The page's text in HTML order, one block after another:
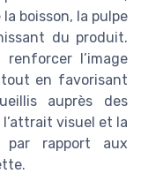
boisson, la pulpe
du produit.
l’image
tout en favorisant
auprès des
visuel et la
par rapport aux